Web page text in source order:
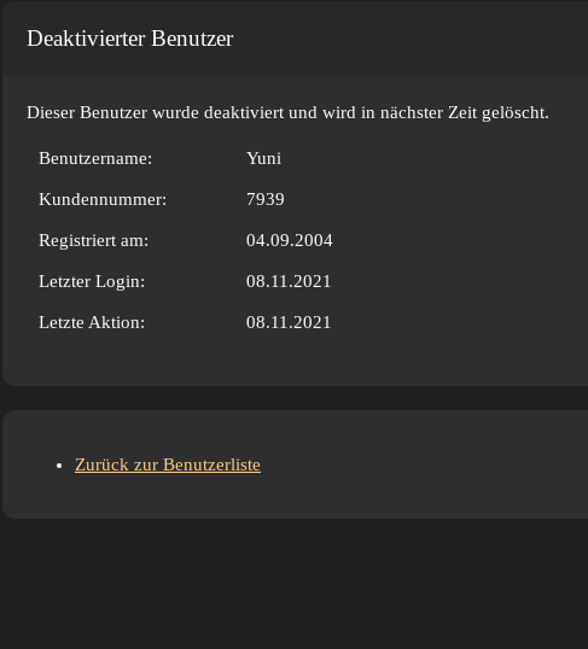
Deaktivierter Benutzer
Dieser Benutzer wurde deaktiviert und wird in nächster Zeit gelöscht.
Benutzername: Yuni
Kundennummer: 7939
Registriert am: 04.09.2004
Letzter Login: 08.11.2021
Letzte Aktion: 08.11.2021
Zurück zur Benutzerliste